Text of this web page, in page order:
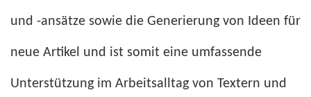
und -ansätze sowie die Generierung von Ideen für
neue Artikel und ist somit eine umfassende
Unterstützung im Arbeitsalltag von Textern und